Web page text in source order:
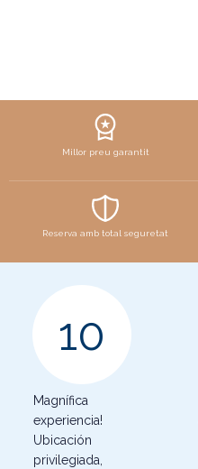
Millor preu garantit
Reserva amb total seguretat
10
Magnífica
experiencia!
Ubicación
privilegiada,